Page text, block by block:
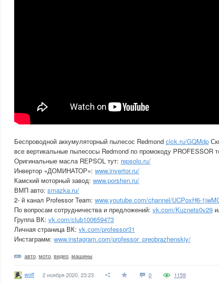
Беспроводной аккумуляторный пылесос Redmond clck.ru/GQMdp
все вертикальные пылесосы Redmond по промокоду PROFESSOR
Оригинальные масла REPSOL тут: repsolo.ru/
Инвертор «ДОМИНАТОР»: www.invertor.ru/
Камский моторный завод: www.porshen.ru/
ВМП авто: smazka.ru/
2- й канал Professor Team: www.youtube.com/channel/UCPoxH6-
По вопросам сотрудничества и предложений: vk.com/Kuznets0v29
Группа ВК: vk.com/club100659473
Личная страница ВК: vk.com/professor31
Инстаграмм: www.instagram.com/professor_preobrazhenskiy/
авто мото видео машины
woff 2 ноября 2020, 23:23 0 1159